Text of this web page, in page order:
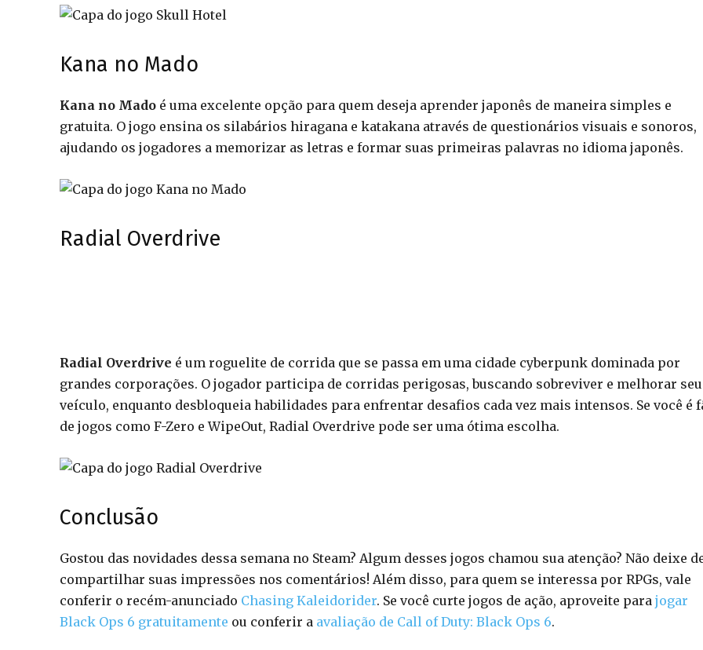
Kana no Mado
Kana no Mado é uma excelente opção para quem deseja aprender japonês de maneira simples e
gratuita. O jogo ensina os silabários hiragana e katakana através de questionários visuais e sonoros,
ajudando os jogadores a memorizar as letras e formar suas primeiras palavras no idioma japonês.
Radial Overdrive
Radial Overdrive é um roguelite de corrida que se passa em uma cidade cyberpunk dominada por
grandes corporações. O jogador participa de corridas perigosas, buscando sobreviver e melhorar seu
veículo, enquanto desbloqueia habilidades para enfrentar desafios cada vez mais intensos. Se você é
de jogos como F-Zero e WipeOut, Radial Overdrive pode ser uma ótima escolha.
Conclusão
Gostou das novidades dessa semana no Steam? Algum desses jogos chamou sua atenção? Não deixe
compartilhar suas impressões nos comentários! Além disso, para quem se interessa por RPGs, vale
conferir o recém-anunciado Chasing Kaleidorider. Se você curte jogos de ação, aproveite para jogar
Black Ops 6 gratuitamente ou conferir a avaliação de Call of Duty: Black Ops 6.